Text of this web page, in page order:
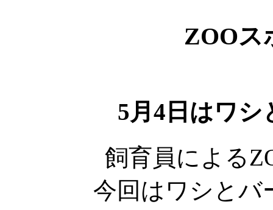
ZOOス
5月4日はワシ
飼育員による
今回はワシとバ